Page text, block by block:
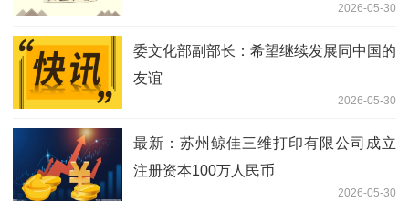
2026-05-30
委文化部副部长：希望继续发展同中国的
友谊
2026-05-30
最新：苏州鲸佳三维打印有限公司成立
注册资本100万人民币
2026-05-30